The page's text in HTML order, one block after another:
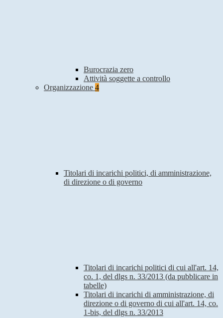
Burocrazia zero
Attività soggette a controllo
Organizzazione 4
Titolari di incarichi politici, di amministrazione,
di direzione o di governo
Titolari di incarichi politici di cui all'art. 14,
co. 1, del dlgs n. 33/2013 (da pubblicare in
tabelle)
Titolari di incarichi di amministrazione, di
direzione o di governo di cui all'art. 14, co.
1-bis, del dlgs n. 33/2013